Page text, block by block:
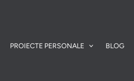
PROIECTE PERSONALE BLOG